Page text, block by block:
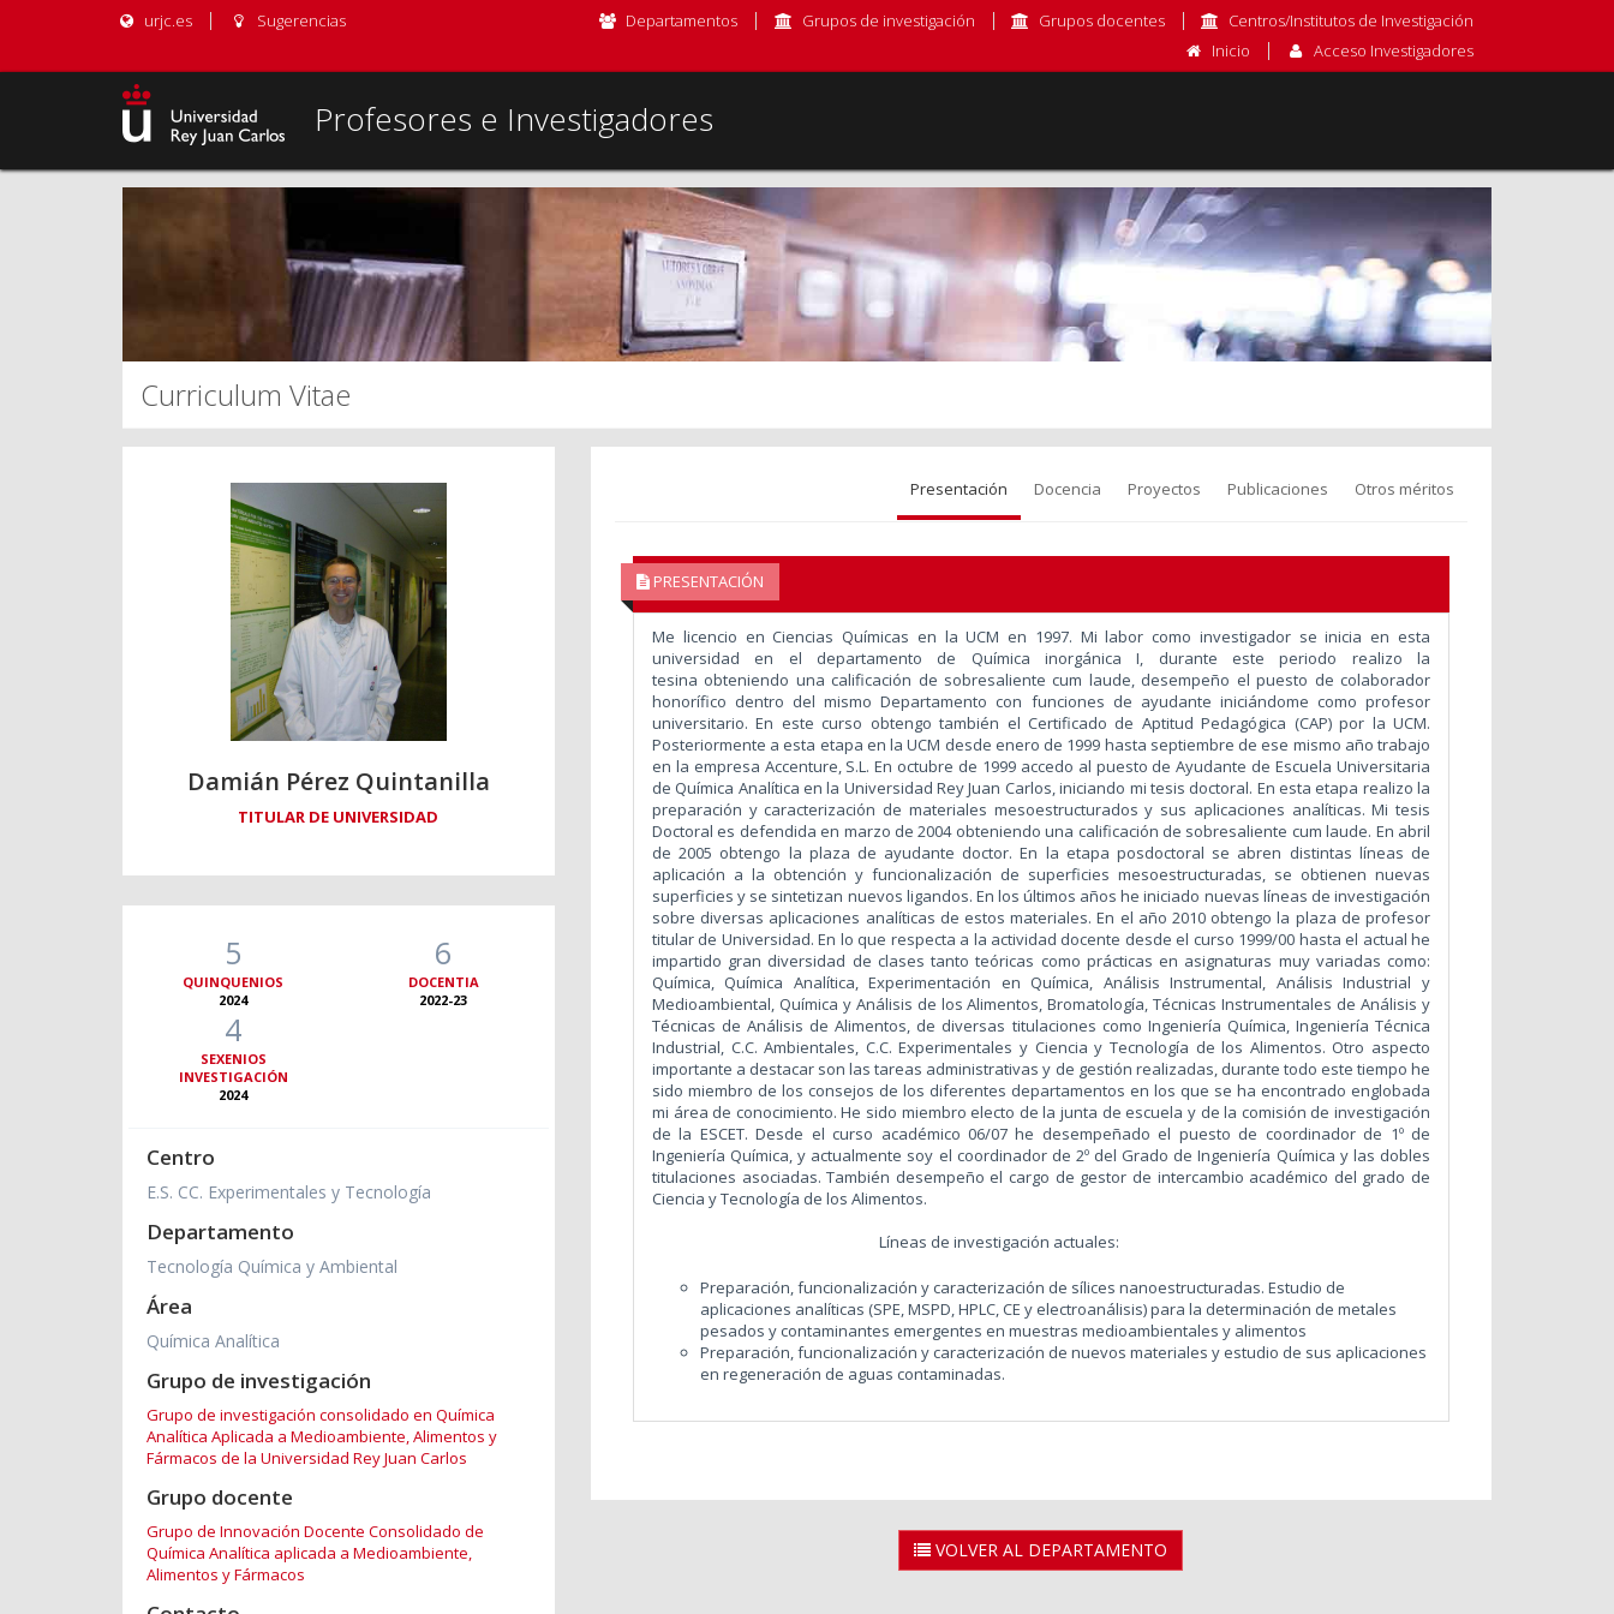
urjc.es Sugerencias Departamentos Grupos de investigación Grupos docentes
Centros/Institutos de Investigación
Inicio
Acceso Investigadores
Profesores e Investigadores
Curriculum Vitae
Damián Pérez Quintanilla
TITULAR DE UNIVERSIDAD
5
QUINQUENIOS
2024
6
DOCENTIA
2022-23
4
SEXENIOS
INVESTIGACIÓN
2024
Centro
E.S. CC. Experimentales y Tecnología
Departamento
Tecnología Química y Ambiental
Área
Química Analítica
Grupo de investigación
Grupo de investigación consolidado en Química
Analítica Aplicada a Medioambiente, Alimentos y
Fármacos de la Universidad Rey Juan Carlos
Grupo docente
Grupo de Innovación Docente Consolidado de
Química Analítica aplicada a Medioambiente,
Alimentos y Fármacos
Presentación Docencia Proyectos Publicaciones Otros méritos
PRESENTACIÓN
Me licencio en Ciencias Químicas en la UCM en 1997. Mi labor como investigador se inicia en esta
universidad en el departamento de Química inorgánica I, durante este periodo realizo la
tesina obteniendo una calificación de sobresaliente cum laude, desempeño el puesto de colaborador
honorífico dentro del mismo Departamento con funciones de ayudante iniciándome como profesor
universitario. En este curso obtengo también el Certificado de Aptitud Pedagógica (CAP) por la UCM.
Posteriormente a esta etapa en la UCM desde enero de 1999 hasta septiembre de ese mismo año trabajo
en la empresa Accenture, S.L. En octubre de 1999 accedo al puesto de Ayudante de Escuela Universitaria
de Química Analítica en la Universidad Rey Juan Carlos, iniciando mi tesis doctoral. En esta etapa realizo la
preparación y caracterización de materiales mesoestructurados y sus aplicaciones analíticas. Mi tesis
Doctoral es defendida en marzo de 2004 obteniendo una calificación de sobresaliente cum laude. En abril
de 2005 obtengo la plaza de ayudante doctor. En la etapa posdoctoral se abren distintas líneas de
aplicación a la obtención y funcionalización de superficies mesoestructuradas, se obtienen nuevas
superficies y se sintetizan nuevos ligandos. En los últimos años he iniciado nuevas líneas de investigación
sobre diversas aplicaciones analíticas de estos materiales. En el año 2010 obtengo la plaza de profesor
titular de Universidad. En lo que respecta a la actividad docente desde el curso 1999/00 hasta el actual he
impartido gran diversidad de clases tanto teóricas como prácticas en asignaturas muy variadas como:
Química, Química Analítica, Experimentación en Química, Análisis Instrumental, Análisis Industrial y
Medioambiental, Química y Análisis de los Alimentos, Bromatología, Técnicas Instrumentales de Análisis y
Técnicas de Análisis de Alimentos, de diversas titulaciones como Ingeniería Química, Ingeniería Técnica
Industrial, C.C. Ambientales, C.C. Experimentales y Ciencia y Tecnología de los Alimentos. Otro aspecto
importante a destacar son las tareas administrativas y de gestión realizadas, durante todo este tiempo he
sido miembro de los consejos de los diferentes departamentos en los que se ha encontrado englobada
mi área de conocimiento. He sido miembro electo de la junta de escuela y de la comisión de investigación
de la ESCET. Desde el curso académico 06/07 he desempeñado el puesto de coordinador de 1º de
Ingeniería Química, y actualmente soy el coordinador de 2º del Grado de Ingeniería Química y las dobles
titulaciones asociadas. También desempeño el cargo de gestor de intercambio académico del grado de
Ciencia y Tecnología de los Alimentos.
Líneas de investigación actuales:
Preparación, funcionalización y caracterización de sílices nanoestructuradas. Estudio de
aplicaciones analíticas (SPE, MSPD, HPLC, CE y electroanálisis) para la determinación de metales
pesados y contaminantes emergentes en muestras medioambientales y alimentos
Preparación, funcionalización y caracterización de nuevos materiales y estudio de sus aplicaciones
en regeneración de aguas contaminadas.
VOLVER AL DEPARTAMENTO